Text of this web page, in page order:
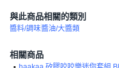
與此商品相關的類別
醬料/調味醬油/大醬類
相關商品